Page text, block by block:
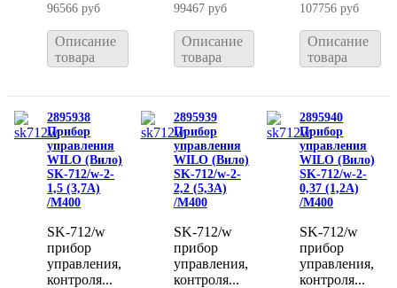
96566 руб
Описание
товара
99467 руб
Описание
товара
107756 руб
Описание
товара
2895938
Прибор
управления
WILO (Вило)
SK-712/w-2-
1,5 (3,7A)
/M400
SK-712/w
прибор
управления,
контроля...
2895939
Прибор
управления
WILO (Вило)
SK-712/w-2-
2,2 (5,3A)
/M400
SK-712/w
прибор
управления,
контроля...
2895940
Прибор
управления
WILO (Вило)
SK-712/w-2-
0,37 (1,2A)
/M400
SK-712/w
прибор
управления,
контроля...